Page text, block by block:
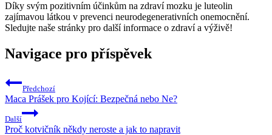
Díky svým pozitivním účinkům na zdraví mozku je luteolin
zajímavou látkou v prevenci neurodegenerativních onemocnění.
Sledujte naše stránky pro další informace o zdraví a výživě!
Navigace pro příspěvek
Předchozí
Maca Prášek pro Kojící: Bezpečná nebo Ne?
Další
Proč kotvičník někdy neroste a jak to napravit